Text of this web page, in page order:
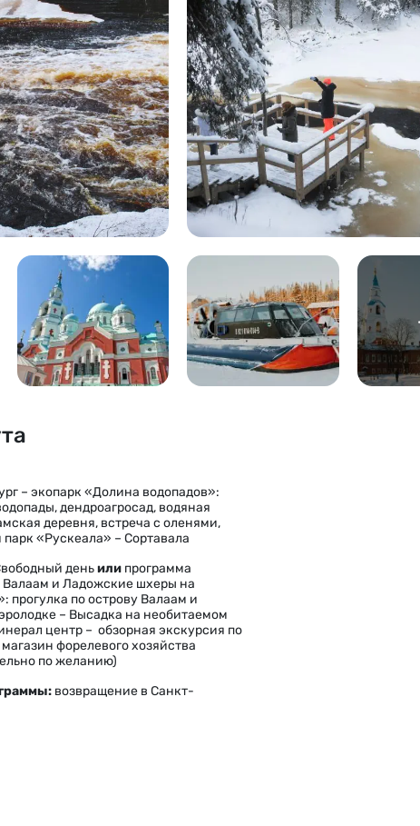
– экопарк «Долина водопадов»:
дендроагросад, водяная
деревня, встреча с оленями,
«Рускеала» – Сортавала
деньили программа
и Ладожские шхеры на
прогулка по острову Валаам и
– Высадка на необитаемом
центр – обзорная экскурсия по
форелевого хозяйства
по желанию)
возвращение в Санкт-